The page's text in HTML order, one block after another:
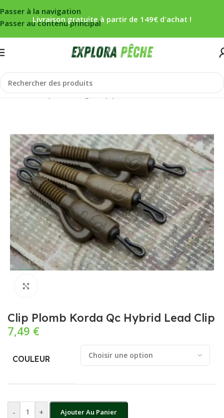
Passer à la navigation
Passer au contenu principal
Livraison gratuite à partir de 149€ d'achat !
Accueil/Carpe/Montage/Clip plomb/cônes
Clip Plomb Korda Qc Hybrid Lead Clip
7,49 €
COULEUR
- + Ajouter Au Panier